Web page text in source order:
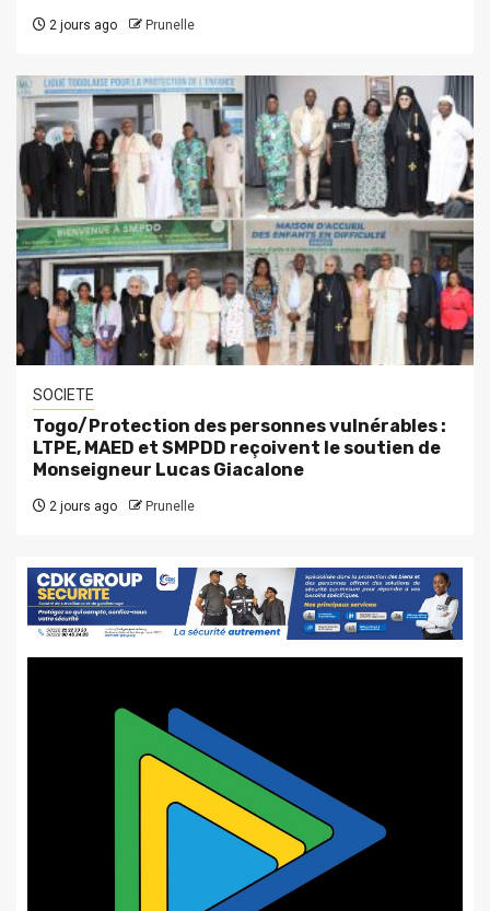
2 jours ago Prunelle
SOCIETE
Togo/Protection des personnes vulnérables :
LTPE, MAED et SMPDD reçoivent le soutien de
Monseigneur Lucas Giacalone
2 jours ago Prunelle